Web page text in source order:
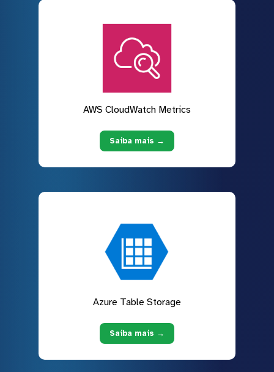
AWS CloudWatch Metrics
Saiba mais →
Azure Table Storage
Saiba mais →